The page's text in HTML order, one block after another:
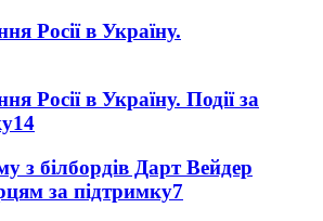
Росії в Україну.
Росії в Україну. Події за
14
з білбордів Дарт Вейдер
за підтримку7